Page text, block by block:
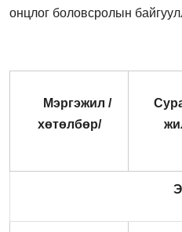
онцлог боловсролын
Мэргэжил /
хөтөлбөр/